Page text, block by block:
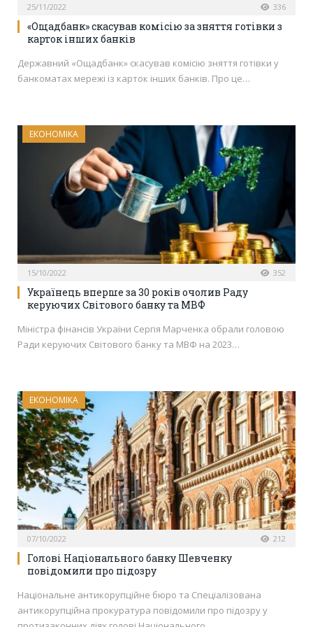
25/11/2022 336
«Ощадбанк» скасував комісію за зняття готівки з
карток інших банків
Державний «Ощадбанк» скасував комісію зняття готівки у
банкоматах мережі із карток інших банків. Про це…
ЕКОНОМІКА
15/10/2022 352
Українець вперше за 30 років очолив Раду
керуючих Світового банку та МВФ
Міністра фінансів України Сергія Марченка обрали головою
Ради керуючих Світового банку та МВФ на 2023…
ЕКОНОМІКА
07/10/2022 212
Голові Національного банку Шевченку
повідомили про підозру
Національне антикорупційне бюро та Спеціалізована
антикорупційна прокуратура повідомили про підозру у